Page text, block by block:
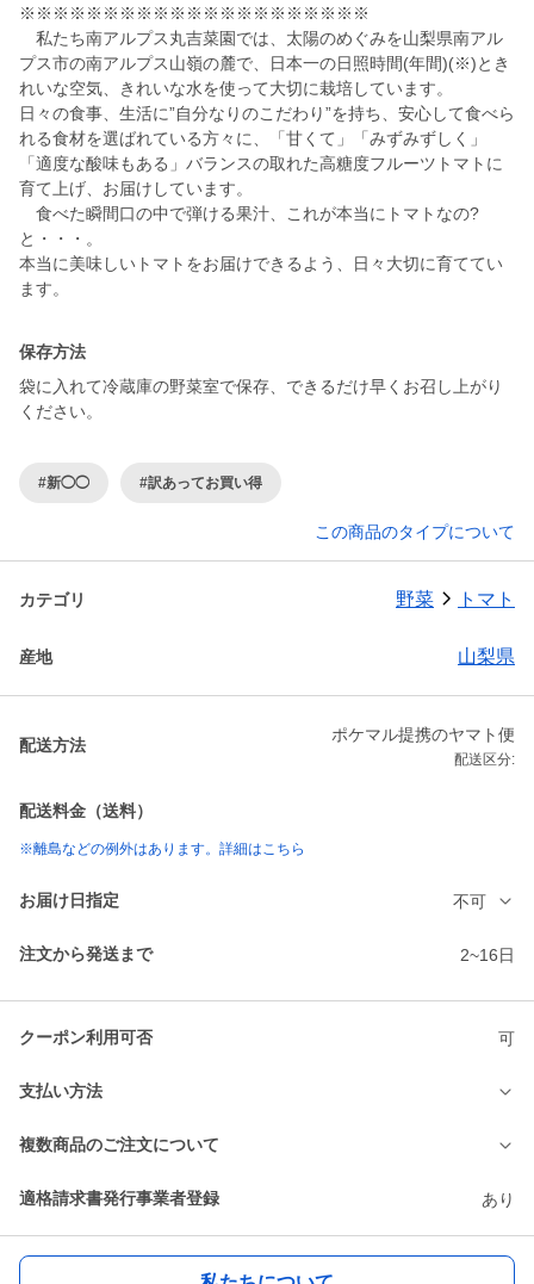
※※※※※※※※※※※※※※※※※※※※※
私たち南アルプス丸吉菜園では、太陽のめぐみを山梨県南アル
プス市の南アルプス山嶺の麓で、日本一の日照時間(年間)(※)とき
れいな空気、きれいな水を使って大切に栽培しています。
日々の食事、生活に”自分なりのこだわり”を持ち、安心して食べら
れる食材を選ばれている方々に、「甘くて」「みずみずしく」
「適度な酸味もある」バランスの取れた高糖度フルーツトマトに
育て上げ、お届けしています。
食べた瞬間口の中で弾ける果汁、これが本当にトマトなの?
と・・・。
本当に美味しいトマトをお届けできるよう、日々大切に育ててい
ます。
保存方法
袋に入れて冷蔵庫の野菜室で保存、できるだけ早くお召し上がり
ください。
#新◯◯ #訳あってお買い得
この商品のタイプについて
カテゴリ 野菜 トマト
産地 山梨県
配送方法
ポケマル提携のヤマト便
配送区分:
配送料金（送料）
※離島などの例外はあります。詳細はこちら
お届け日指定 不可
注文から発送まで 2~16日
クーポン利用可否 可
支払い方法
複数商品のご注文について
適格請求書発行事業者登録 あり